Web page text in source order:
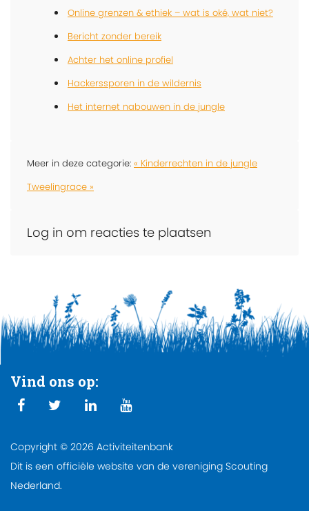
Online grenzen & ethiek – wat is oké, wat niet?
Bericht zonder bereik
Achter het online profiel
Hackerssporen in de wildernis
Het internet nabouwen in de jungle
Meer in deze categorie: « Kinderrechten in de jungle
Tweelingrace »
Log in om reacties te plaatsen
Vind ons op:
Copyright © 2026 Activiteitenbank
Dit is een officiële website van de vereniging Scouting
Nederland.